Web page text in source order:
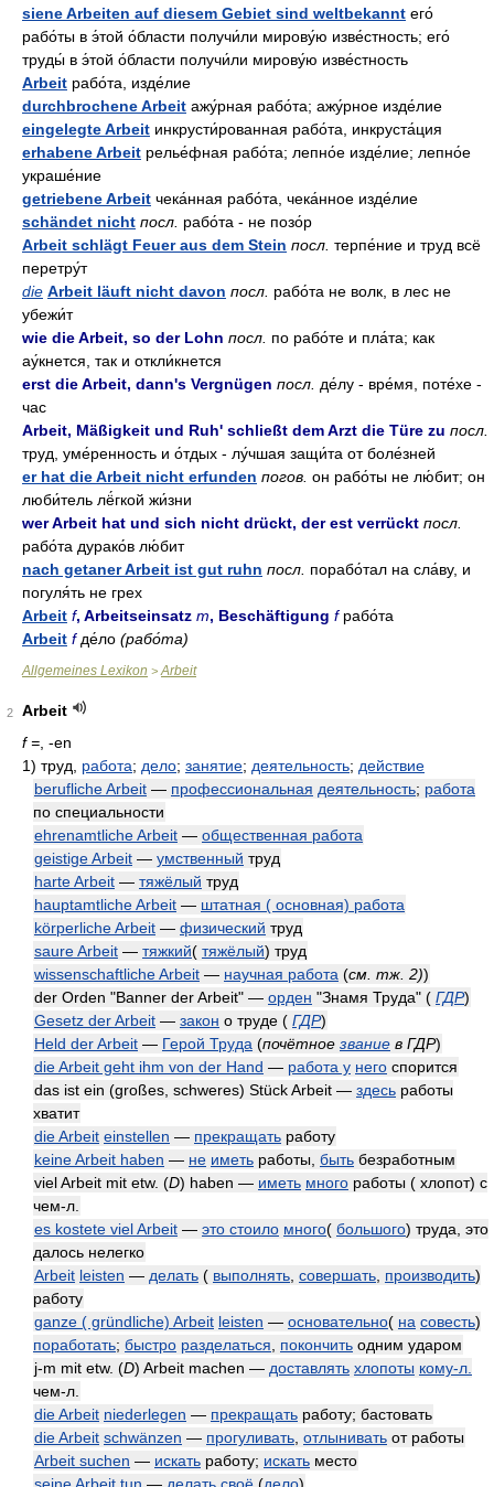
siene Arbeiten auf diesem Gebiet sind weltbekannt его́
рабо́ты в э́той о́бласти получи́ли мирову́ю изве́стность; его́
труды́ в э́той о́бласти получи́ли мирову́ю изве́стность
Arbeit рабо́та, изде́лие
durchbrochene Arbeit ажу́рная рабо́та; ажу́рное изде́лие
eingelegte Arbeit инкрусти́рованная рабо́та, инкруста́ция
erhabene Arbeit релье́фная рабо́та; лепно́е изде́лие; лепно́е
украше́ние
getriebene Arbeit чека́нная рабо́та, чека́нное изде́лие
schändet nicht посл. рабо́та - не позо́р
Arbeit schlägt Feuer aus dem Stein посл. терпе́ние и труд всё
перетру́т
die Arbeit läuft nicht davon посл. рабо́та не волк, в лес не
убежи́т
wie die Arbeit, so der Lohn посл. по рабо́те и пла́та; как
ау́кнется, так и откли́кнется
erst die Arbeit, dann's Vergnügen посл. де́лу - вре́мя, поте́хе -
час
Arbeit, Mäßigkeit und Ruh' schließt dem Arzt die Türe zu посл.
труд, уме́ренность и о́тдых - лу́чшая защи́та от боле́зней
er hat die Arbeit nicht erfunden погов. он рабо́ты не лю́бит; он
люби́тель лё́гкой жи́зни
wer Arbeit hat und sich nicht drückt, der est verrückt посл.
рабо́та дурако́в лю́бит
nach getaner Arbeit ist gut ruhn посл. порабо́тал на сла́ву, и
погуля́ть не грех
Arbeit f, Arbeitseinsatz m, Beschäftigung fрабо́та
Arbeit fде́ло (рабо́та)
Allgemeines Lexikon > Arbeit
2
Arbeit
f = , -en
1) труд, работа; дело; занятие; деятельность; действие
berufliche Arbeit — профессиональная деятельность; работа
по специальности
ehrenamtliche Arbeit — общественная работа
geistige Arbeit — умственный труд
harte Arbeit — тяжёлый труд
hauptamtliche Arbeit — штатная ( основная) работа
körperliche Arbeit — физический труд
saure Arbeit — тяжкий( тяжёлый) труд
wissenschaftliche Arbeit — научная работа (см. тж. 2))
der Orden "Banner der Arbeit" — орден "Знамя Труда" ( ГДР)
Gesetz der Arbeit — закон о труде ( ГДР)
Held der Arbeit — Герой Труда (почётное звание в ГДР)
die Arbeit geht ihm von der Hand — работа у него спорится
das ist ein (großes, schweres) Stück Arbeit — здесь работы
хватит
die Arbeit einstellen — прекращать работу
keine Arbeit haben — не иметь работы, быть безработным
viel Arbeit mit etw. (D) haben — иметь много работы ( хлопот) с
чем-л.
es kostete viel Arbeit — это стоило много( большого) труда, это
далось нелегко
Arbeit leisten — делать ( выполнять совершать производить)
работу
ganze ( gründliche) Arbeit leisten — основательно( на совесть)
поработать; быстро разделаться покончить одним ударом
j-m mit etw. (D) Arbeit machen — доставлять хлопоты кому-л.
чем-л.
die Arbeit niederlegen — прекращать работу; бастовать
die Arbeit schwänzen — прогуливать отлынивать от работы
Arbeit suchen — искать работу; искать место